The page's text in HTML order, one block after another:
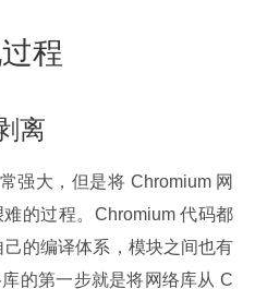
程
离
强大，但是将 Chromium 网
的过程。Chromium 代码都
的编译体系，模块之间也有
的第一步就是将网络库从 C